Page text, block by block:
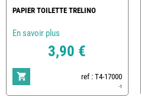
PAPIER TOILETTE TRELINO
En savoir plus
3,90 €
ref : T4-17000
-1